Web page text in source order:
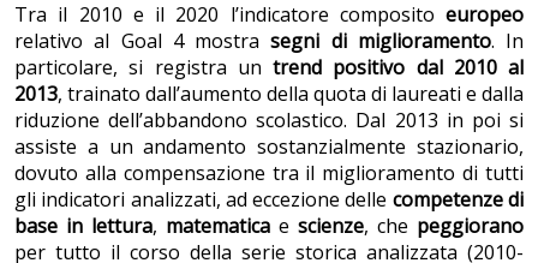
Tra il 2010 e il 2020 l’indicatore composito europeo
relativo al Goal 4 mostrasegni di miglioramento. In
particolare, si registra un trend positivo dal 2010 al
2013, trainato dall’aumento della quota di laureati e dalla
riduzione dell’abbandono scolastico. Dal 2013 in poi si
assiste a un andamento sostanzialmente stazionario,
dovuto alla compensazione tra il miglioramento di tutti
gli indicatori analizzati, ad eccezione delle competenze di
base in lettura, matematica e scienze, che peggiorano
per tutto il corso della serie storica analizzata (2010-